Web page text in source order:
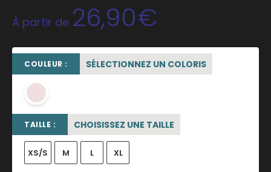
À partir de 26,90€
COULEUR : SÉLECTIONNEZ UN COLORIS
TAILLE : CHOISISSEZ UNE TAILLE
XS/S M L XL